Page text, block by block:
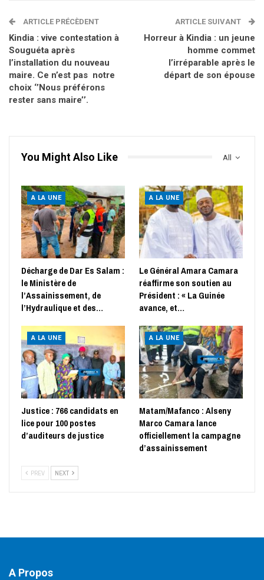
ARTICLE PRÉCÈDENT
Kindia : vive contestation à
Souguéta après
l’installation du nouveau
maire. Ce n’est pas notre
choix ‘’Nous préférons
rester sans maire’’.
ARTICLE SUIVANT
Horreur à Kindia : un jeune
homme commet
l’irréparable après le
départ de son épouse
All
You Might Also Like
A LA UNE
Décharge de Dar Es Salam :
le Ministère de
l’Assainissement, de
l’Hydraulique et des…
A LA UNE
Le Général Amara Camara
réaffirme son soutien au
Président : « La Guinée
avance, et…
A LA UNE
Justice : 766 candidats en
lice pour 100 postes
d’auditeurs de justice
A LA UNE
Matam/Mafanco : Alseny
Marco Camara lance
officiellement la campagne
d’assainissement
PREV NEXT
A Propos